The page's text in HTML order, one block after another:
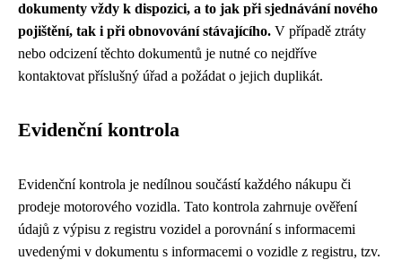
dokumenty vždy k dispozici, a to jak při sjednávání nového
pojištění, tak i při obnovování stávajícího. V případě ztráty
nebo odcizení těchto dokumentů je nutné co nejdříve
kontaktovat příslušný úřad a požádat o jejich duplikát.
Evidenční kontrola
Evidenční kontrola je nedílnou součástí každého nákupu či
prodeje motorového vozidla. Tato kontrola zahrnuje ověření
údajů z výpisu z registru vozidel a porovnání s informacemi
uvedenými v dokumentu s informacemi o vozidle z registru, tzv.